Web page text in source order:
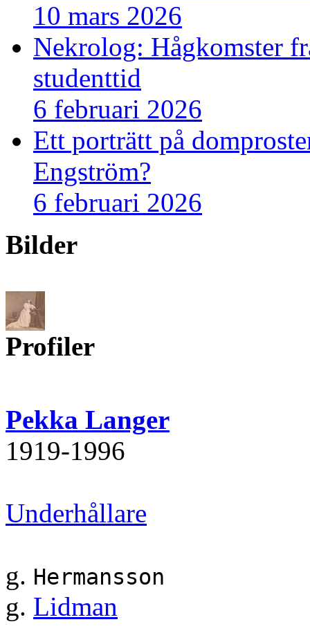
10 mars 2026
Nekrolog: Hågkomster
studenttid
6 februari 2026
Ett porträtt på
Engström?
6 februari 2026
Bilder
Profiler
Pekka Langer
1919‐1996
Underhållare
g. Hermansson
g. Lidman